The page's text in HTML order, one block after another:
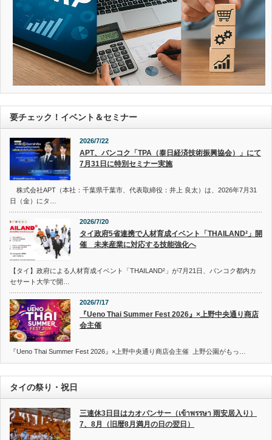
要チェック！イベント＆セミナー
2026/7/22
APT、バンコク「TPA（泰日経済技術振興協会）」にて
7月31日に特別セミナー実施
株式会社APT（本社：千葉県千葉市、代表取締役：井上 良太）は、2026年7月31
日（金）にタ…
2026/7/20
タイ政府5省連携で人材育成イベント「THAILAND²」開
催 未来産業に対応する技能強化へ
【タイ】政府による人材育成イベント「THAILAND²」が7月21日、バンコク都内カ
セサート大学で開…
2026/7/17
『Ueno Thai Summer Fest 2026』×上野中央通り商店
会主催
『Ueno Thai Summer Fest 2026』×上野中央通り商店会主催 上野公園がもっ…
タイの祭り・祝日
三連休3日目はカオパンサー（เข้าพรรษา 雨安居入り）
7、8月（旧暦8月満月の日の翌日）